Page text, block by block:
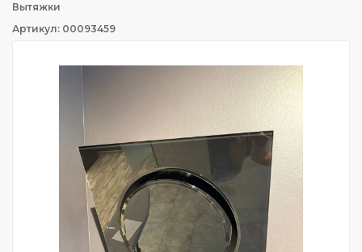
Вытяжки
Артикул: 00093459